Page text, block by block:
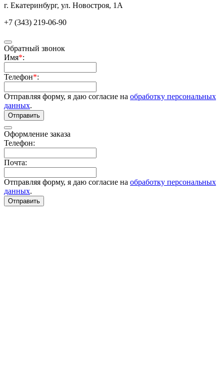
г. Екатеринбург, ул. Новостроя, 1А
+7 (343) 219-06-90
Обратный звонок
Имя*:
Телефон*:
Отправляя форму, я даю согласие на обработку персональных
данных.
Отправить
Оформление заказа
Телефон:
Почта:
Отправляя форму, я даю согласие на обработку персональных
данных.
Отправить